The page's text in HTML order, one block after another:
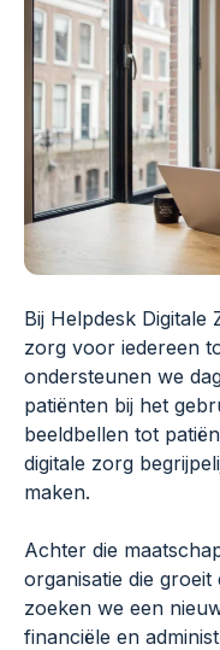
Bij Helpdesk Digitale
zorg voor iedereen
ondersteunen we
patiënten bij het
beeldbellen tot
digitale zorg
maken.
Achter die
organisatie die
zoeken we een
financiële en